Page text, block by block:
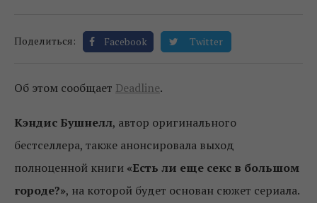
Поделиться: Facebook Twitter
Об этом сообщает Deadline.
Кэндис Бушнелл, автор оригинального
бестселлера, также анонсировала выход
полноценной книги «Есть ли еще секс в большом
городе?», на которой будет основан сюжет сериала.